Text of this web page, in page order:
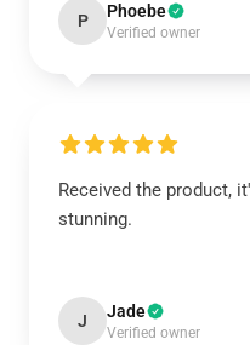
P Phoebe
Verified owner
Received the product,
stunning.
J Jade
Verified owner